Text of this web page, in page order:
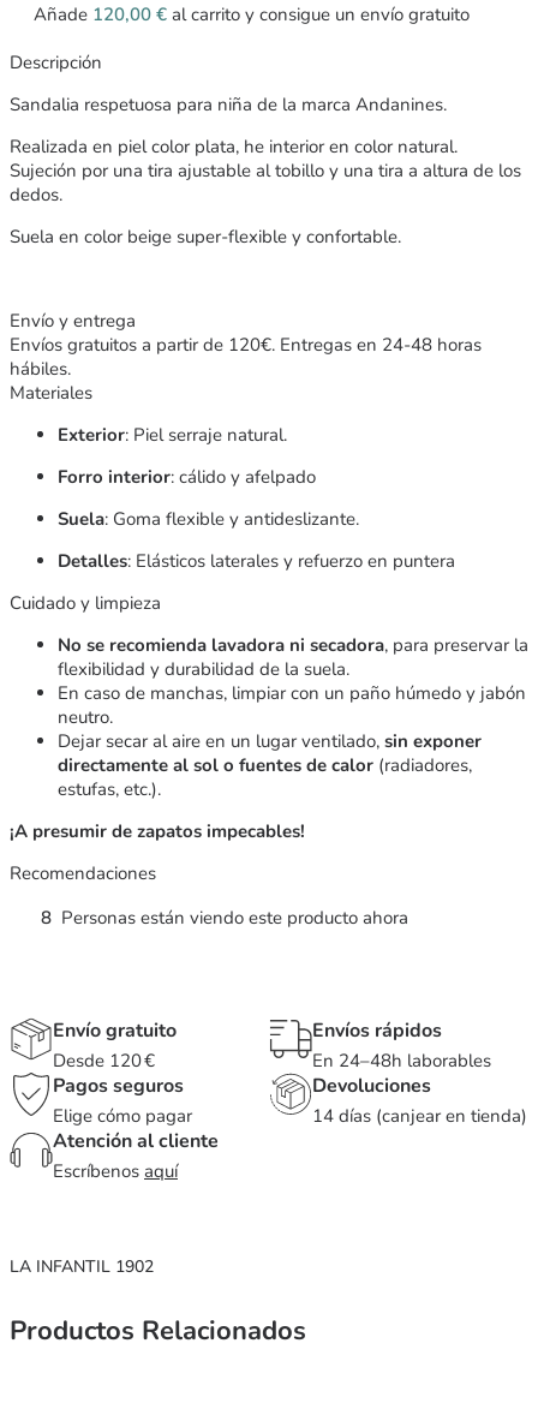
Añade 120,00 € al carrito y consigue un envío gratuito
Descripción
Sandalia respetuosa para niña de la marca Andanines.
Realizada en piel color plata, he interior en color natural.
Sujeción por una tira ajustable al tobillo y una tira a altura de los
dedos.
Suela en color beige super-flexible y confortable.
Envío y entrega
Envíos gratuitos a partir de 120€. Entregas en 24-48 horas
hábiles.
Materiales
Exterior: Piel serraje natural.
Forro interior: cálido y afelpado
Suela: Goma flexible y antideslizante.
Detalles: Elásticos laterales y refuerzo en puntera
Cuidado y limpieza
No se recomienda lavadora ni secadora, para preservar la
flexibilidad y durabilidad de la suela.
En caso de manchas, limpiar con un paño húmedo y jabón
neutro.
Dejar secar al aire en un lugar ventilado, sin exponer
directamente al sol o fuentes de calor (radiadores,
estufas, etc.).
¡A presumir de zapatos impecables!
Recomendaciones
8 Personas están viendo este producto ahora
Envío gratuito
Desde 120 €
Envíos rápidos
En 24–48h laborables
Pagos seguros
Elige cómo pagar
Devoluciones
14 días (canjear en tienda)
Atención al cliente
Escríbenos aquí
LA INFANTIL 1902
Productos Relacionados